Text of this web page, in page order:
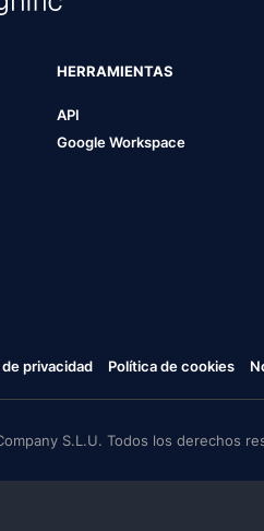
HERRAMIENTAS
API
Google Workspace
privacidad Política de cookies
S.L.U. Todos los derechos